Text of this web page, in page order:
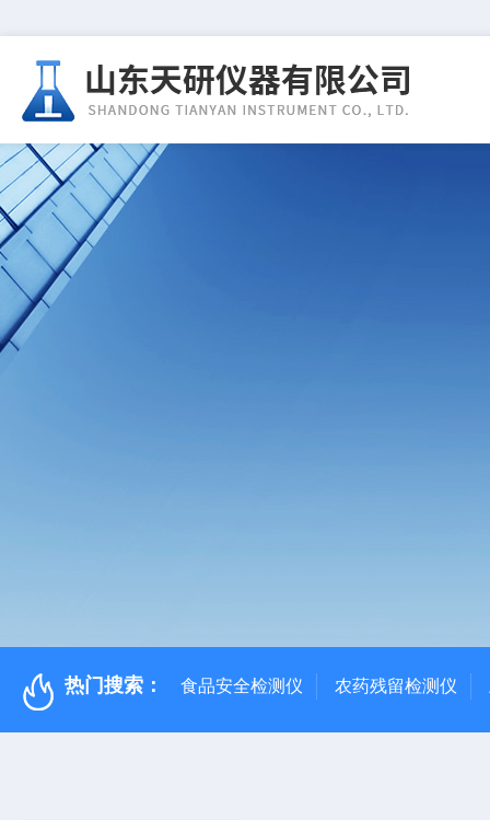
热门搜索： 食品安全检测仪 农药残留检测仪